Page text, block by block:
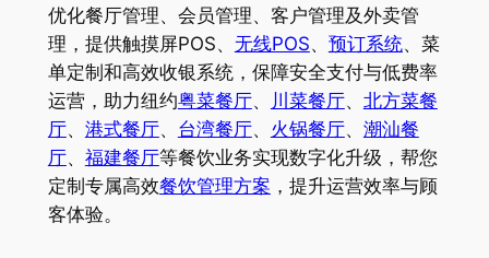
优化餐厅管理、会员管理、客户管理及外卖管
理，提供触摸屏POS、 无线POS、 预订系统、菜
单定制和高效收银系统，保障安全支付与低费率
运营，助力纽约粤菜餐厅、 川菜餐厅、 北方菜餐
厅、 港式餐厅、 台湾餐厅、 火锅餐厅、 潮汕餐
厅、 福建餐厅等餐饮业务实现数字化升级，帮您
定制专属高效餐饮管理方案 ，提升运营效率与顾
客体验。